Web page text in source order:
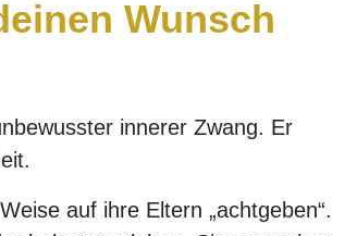
Wunsch
innerer Zwang. Er
auf ihre Eltern „achtgeben“.